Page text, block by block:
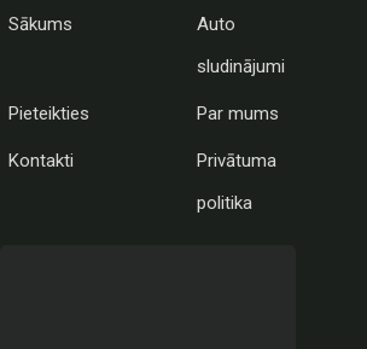
Sākums
Auto
sludinājumi
Pieteikties Par mums
Kontakti
Privātuma
politika